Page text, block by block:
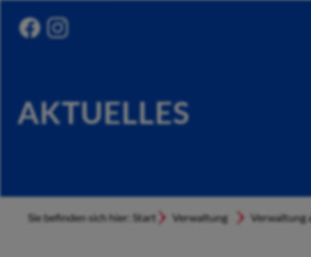
AKTUELLES
Sie befinden sich hier: Start Verwaltung Verwaltung